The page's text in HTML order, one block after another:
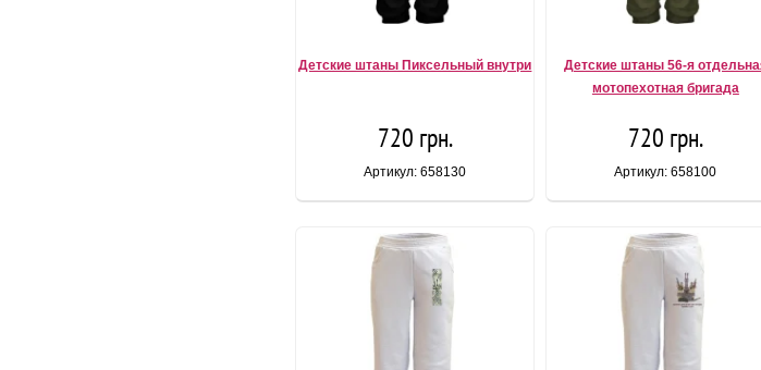
Детские штаны Пиксельный внутри
720 грн.
Артикул: 658130
Детские штаны 56-я
мотопехотная бригада
720 грн.
Артикул: 658100